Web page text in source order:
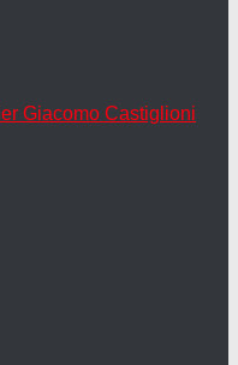
Giacomo Castiglioni